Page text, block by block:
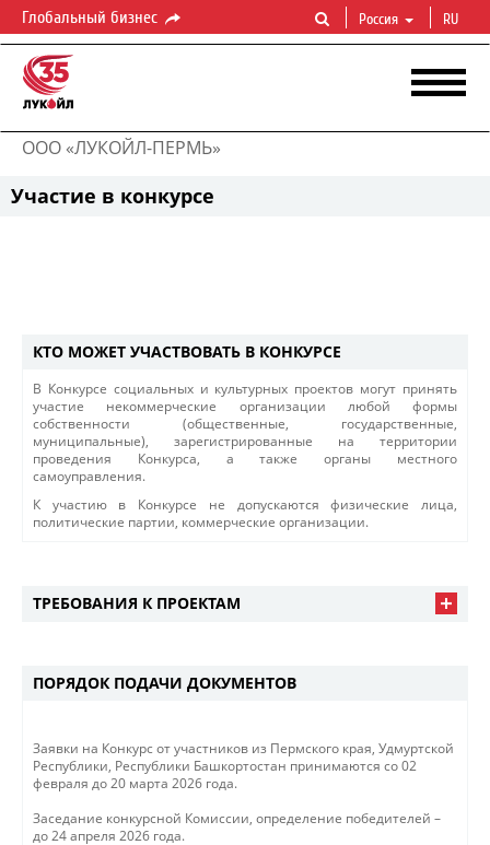
Глобальный бизнес Россия RU
ООО «ЛУКОЙЛ-ПЕРМЬ»
Участие в конкурсе
КТО МОЖЕТ УЧАСТВОВАТЬ В КОНКУРСЕ
В Конкурсе социальных и культурных проектов могут принять
участие некоммерческие организации любой формы
собственности (общественные, государственные,
муниципальные), зарегистрированные на территории
проведения Конкурса, а также органы местного
самоуправления.
К участию в Конкурсе не допускаются физические лица,
политические партии, коммерческие организации.
ТРЕБОВАНИЯ К ПРОЕКТАМ
ПОРЯДОК ПОДАЧИ ДОКУМЕНТОВ
Заявки на Конкурс от участников из Пермского края, Удмуртской
Республики, Республики Башкортостан принимаются со 02
февраля до 20 марта 2026 года.
Заседание конкурсной Комиссии, определение победителей –
до 24 апреля 2026 года.